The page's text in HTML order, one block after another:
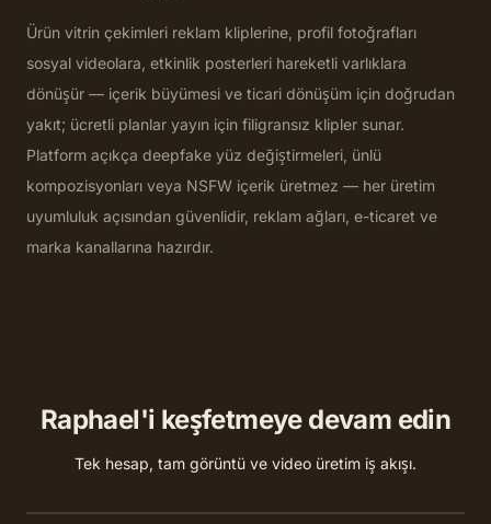
Ürün vitrin çekimleri reklam kliplerine, profil fotoğrafları
sosyal videolara, etkinlik posterleri hareketli varlıklara
dönüşür — içerik büyümesi ve ticari dönüşüm için doğrudan
yakıt; ücretli planlar yayın için filigransız klipler sunar.
Platform açıkça deepfake yüz değiştirmeleri, ünlü
kompozisyonları veya NSFW içerik üretmez — her üretim
uyumluluk açısından güvenlidir, reklam ağları, e-ticaret ve
marka kanallarına hazırdır.
Raphael'i keşfetmeye devam edin
Tek hesap, tam görüntü ve video üretim iş akışı.
Metinden Videoya
İsteminizden yerel sesli sinematik kısa klipler
Metinden Görüntüye
Görüntüden Görüntüye